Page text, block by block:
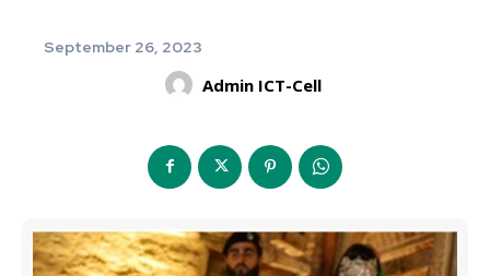
September 26, 2023
Admin ICT-Cell